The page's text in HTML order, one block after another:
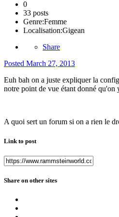
0
33 posts
Genre:Femme
Localisation:Gigean
Share
Posted March 27, 2013
Euh bah on a juste expliquer la
notre point de vue étant donné qu'on
A quoi sert un forum si on a rien le
Link to post
Share on other sites